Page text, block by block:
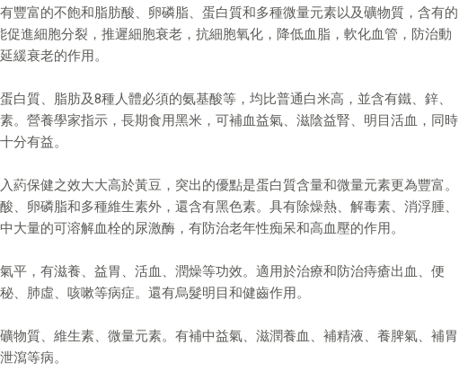
豐富的不飽和脂肪酸、卵磷脂、蛋白質和多種微量元素以及礦物質，含有的
促進細胞分裂，推遲細胞衰老，抗細胞氧化，降低血脂，軟化血管，防治動
緩衰老的作用。
白質、脂肪及8種人體必須的氨基酸等，均比普通白米高，並含有鐵、鋅、
。營養學家指示，長期食用黑米，可補血益氣、滋陰益腎、明目活血，同時
分有益。
葯保健之效大大高於黃豆，突出的優點是蛋白質含量和微量元素更為豐富。
、卵磷脂和多種維生素外，還含有黑色素。具有除燥熱、解毒素、消浮腫、
大量的可溶解血栓的尿激酶，有防治老年性痴呆和高血壓的作用。
平，有滋養、益胃、活血、潤燥等功效。適用於治療和防治痔瘡出血、便
、肺虛、咳嗽等病症。還有烏髮明目和健齒作用。
物質、維生素、微量元素。有補中益氣、滋潤養血、補精液、養脾氣、補胃
瀉等病。